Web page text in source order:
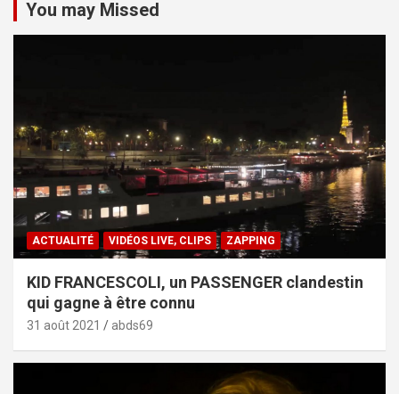
You may Missed
ACTUALITÉ VIDÉOS LIVE, CLIPS ZAPPING
KID FRANCESCOLI, un PASSENGER clandestin
qui gagne à être connu
31 août 2021 abds69